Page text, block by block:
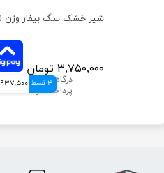
شیر خشک سگ بیفار وزن 250 گرم
۳,۷۵۰,۰۰۰ تومان
4 قسط 937,500 تومانی